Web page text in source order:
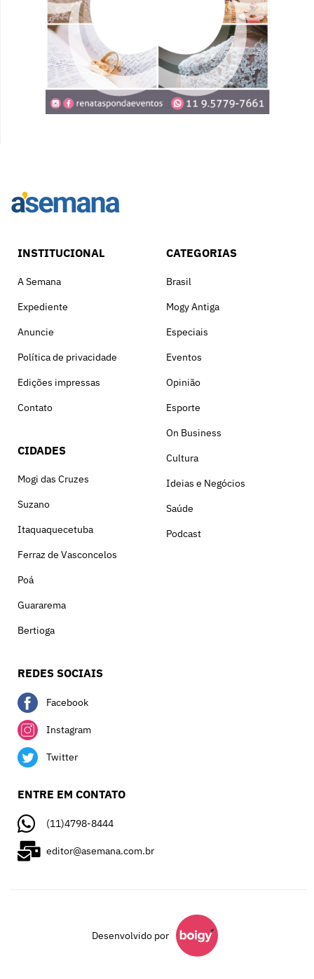
INSTITUCIONAL
A Semana
Expediente
Anuncie
Política de privacidade
Edições impressas
Contato
CIDADES
Mogi das Cruzes
Suzano
Itaquaquecetuba
Ferraz de Vasconcelos
Poá
Guararema
Bertioga
CATEGORIAS
Brasil
Mogy Antiga
Especiais
Eventos
Opinião
Esporte
On Business
Cultura
Ideias e Negócios
Saúde
Podcast
REDES SOCIAIS
Facebook
Instagram
Twitter
ENTRE EM CONTATO
(11)4798-8444
editor@asemana.com.br
Desenvolvido por